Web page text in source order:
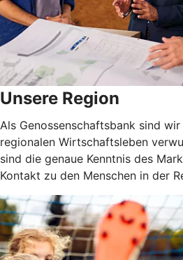
Unsere Region
Als Genossenschaftsbank sind
regionalen Wirtschaftsleben
sind die genaue Kenntnis des
Kontakt zu den Menschen in der